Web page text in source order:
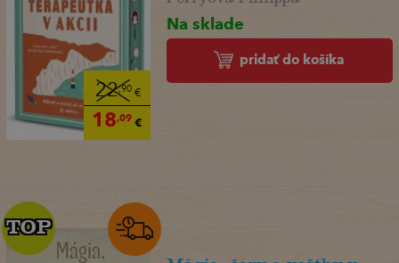
22,90€
18,09€
Na sklade
pridať do košíka
TOP
TOP